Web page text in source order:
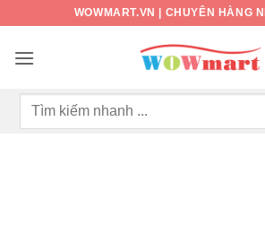
nội
WOWMART.VN | CHUYÊN HÀNG
Tìm